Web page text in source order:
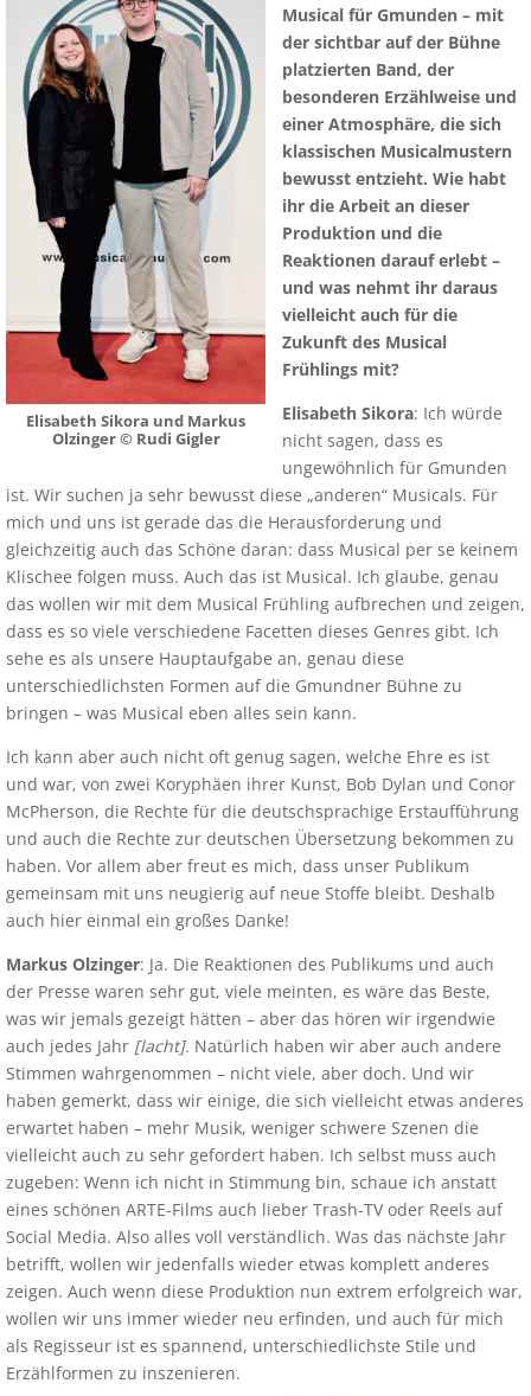
Elisabeth Sikora und Markus
Olzinger © Rudi Gigler
Musical für Gmunden – mit
der sichtbar auf der Bühne
platzierten Band, der
besonderen Erzählweise und
einer Atmosphäre, die sich
klassischen Musicalmustern
bewusst entzieht. Wie habt
ihr die Arbeit an dieser
Produktion und die
Reaktionen darauf erlebt –
und was nehmt ihr daraus
vielleicht auch für die
Zukunft des Musical
Frühlings mit?
Elisabeth Sikora: Ich würde
nicht sagen, dass es
ungewöhnlich für Gmunden
ist. Wir suchen ja sehr bewusst diese „anderen“ Musicals. Für
mich und uns ist gerade das die Herausforderung und
gleichzeitig auch das Schöne daran: dass Musical per se keinem
Klischee folgen muss. Auch das ist Musical. Ich glaube, genau
das wollen wir mit dem Musical Frühling aufbrechen und zeigen,
dass es so viele verschiedene Facetten dieses Genres gibt. Ich
sehe es als unsere Hauptaufgabe an, genau diese
unterschiedlichsten Formen auf die Gmundner Bühne zu
bringen – was Musical eben alles sein kann.
Ich kann aber auch nicht oft genug sagen, welche Ehre es ist
und war, von zwei Koryphäen ihrer Kunst, Bob Dylan und Conor
McPherson, die Rechte für die deutschsprachige Erstaufführung
und auch die Rechte zur deutschen Übersetzung bekommen zu
haben. Vor allem aber freut es mich, dass unser Publikum
gemeinsam mit uns neugierig auf neue Stoffe bleibt. Deshalb
auch hier einmal ein großes Danke!
Markus Olzinger: Ja. Die Reaktionen des Publikums und auch
der Presse waren sehr gut, viele meinten, es wäre das Beste,
was wir jemals gezeigt hätten – aber das hören wir irgendwie
auch jedes Jahr [lacht]. Natürlich haben wir aber auch andere
Stimmen wahrgenommen – nicht viele, aber doch. Und wir
haben gemerkt, dass wir einige, die sich vielleicht etwas anderes
erwartet haben – mehr Musik, weniger schwere Szenen die
vielleicht auch zu sehr gefordert haben. Ich selbst muss auch
zugeben: Wenn ich nicht in Stimmung bin, schaue ich anstatt
eines schönen ARTE-Films auch lieber Trash-TV oder Reels auf
Social Media. Also alles voll verständlich. Was das nächste Jahr
betrifft, wollen wir jedenfalls wieder etwas komplett anderes
zeigen. Auch wenn diese Produktion nun extrem erfolgreich war,
wollen wir uns immer wieder neu erfinden, und auch für mich
als Regisseur ist es spannend, unterschiedlichste Stile und
Erzählformen zu inszenieren.